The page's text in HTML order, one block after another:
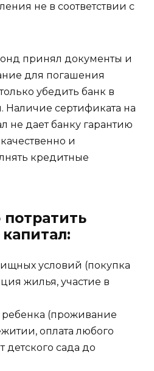
не в соответствии с
принял документы и
для погашения
убедить банк в
Наличие сертификата на
не дает банку гарантию
и
кредитные
условий (покупка
жилья, участие в
ребенка (проживание
оплата любого
детского сада до